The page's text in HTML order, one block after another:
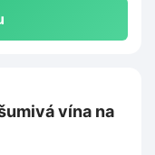
vína na